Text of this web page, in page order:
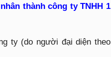
thành công ty TNHH 1
ty (do người đại diện theo